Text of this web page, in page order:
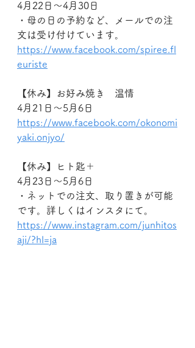
4月22日～4月30日
・母の日の予約など、メールでの注
文は受け付けています。
https://www.facebook.com/spiree.fl
euriste
【休み】お好み焼き　温情
4月21日～5月6日
https://www.facebook.com/okonomi
yaki.onjyo/
【休み】ヒト匙＋
4月23日～5月6日
・ネットでの注文、取り置きが可能
です。詳しくはインスタにて。
https://www.instagram.com/junhitos
aji/?hl=ja